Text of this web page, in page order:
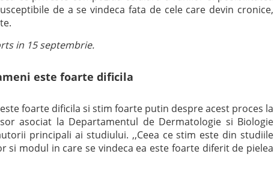
de a se vindeca fata de cele care devin cronice,
in 15 septembrie.
este foarte dificila
foarte dificila si stim foarte putin despre acest proces la
asociat la Departamentul de Dermatologie si Biologie
principali ai studiului. ,,Ceea ce stim este din studiile
si modul in care se vindeca ea este foarte diferit de pielea